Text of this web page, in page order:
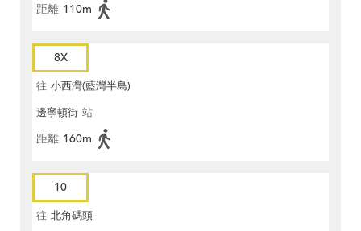
距離 110m
8X
往 小西灣(藍灣半島)
邊寧頓街 站
距離 160m
10
往 北角碼頭